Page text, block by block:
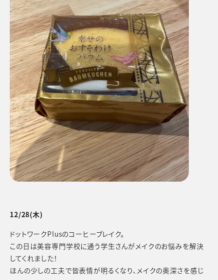
12/28(木)
ドットワークPlusのコーヒーブレイク。
この日は美容専門学校に通う学生さんがメイクのお悩みを解決
してくれました！
ほんの少しの工夫で皆表情が明るくなり、メイクの奥深さを感じ